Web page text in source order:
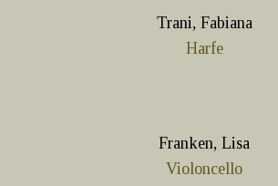
Trani, Fabiana
Harfe
Franken, Lisa
Violoncello